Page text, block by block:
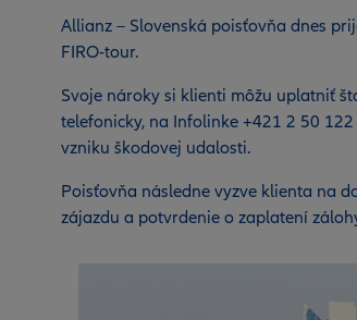
Allianz – Slovenská poisťovňa dnes
FIRO-tour.
Svoje nároky si klienti môžu uplatniť
telefonicky, na Infolinke +421 2 50
vzniku škodovej udalosti.
Poisťovňa následne vyzve klienta na
zájazdu a potvrdenie o zaplatení